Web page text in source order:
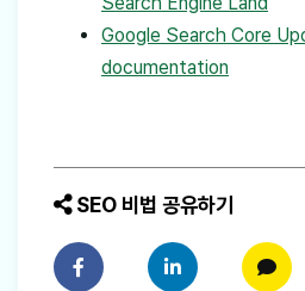
Google Search Core
documentation
SEO 비법 공유하기
페이스북에 공유하기링크드인에 공유하
카카